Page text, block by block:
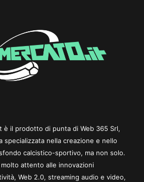
è il prodotto di punta di Web 365 Srl,
specializzata nella creazione e nello
calcistico-sportivo, ma non solo.
attento alle innovazioni
Web 2.0, streaming audio e video,